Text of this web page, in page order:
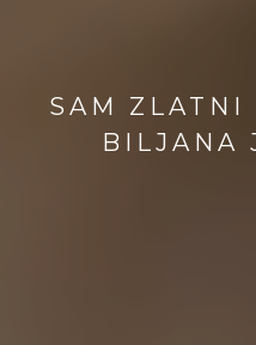
SAM ZLATNI
BILJANA